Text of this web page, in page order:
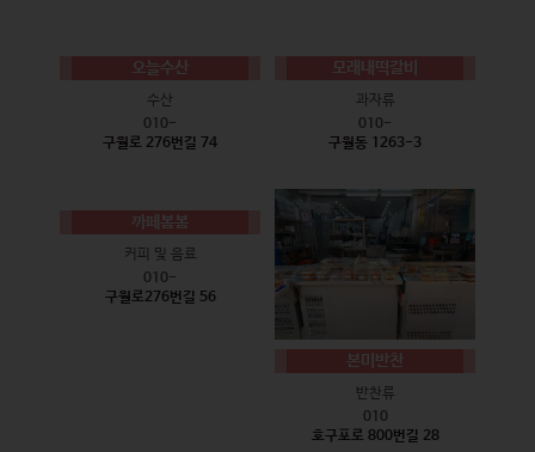
오늘수산
수산
010-
구월로 276번길 74
모래내떡갈비
과자류
010-
구월동 1263-3
까페봄봄
커피 및 음료
010-
구월로276번길 56
본미반찬
반찬류
010
호구포로 800번길 28